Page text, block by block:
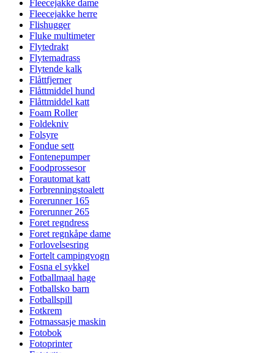
Fleecejakke dame
Fleecejakke herre
Flishugger
Fluke multimeter
Flytedrakt
Flytemadrass
Flytende kalk
Flåttfjerner
Flåttmiddel hund
Flåttmiddel katt
Foam Roller
Foldekniv
Folsyre
Fondue sett
Fontenepumper
Foodprossesor
Forautomat katt
Forbrenningstoalett
Forerunner 165
Forerunner 265
Foret regndress
Foret regnkåpe dame
Forlovelsesring
Fortelt campingvogn
Fosna el sykkel
Fotballmaal hage
Fotballsko barn
Fotballspill
Fotkrem
Fotmassasje maskin
Fotobok
Fotoprinter